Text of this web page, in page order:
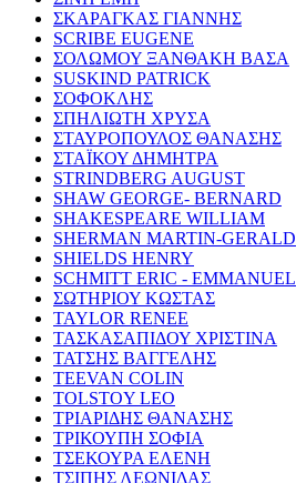
ΣΚΑΡΑΓΚΑΣ ΓΙΑΝΝΗΣ
SCRIBE EUGENE
ΣΟΛΩΜΟΥ ΞΑΝΘΑΚΗ ΒΑΣΑ
SUSKIND PATRICK
ΣΟΦΟΚΛΗΣ
ΣΠΗΛΙΩΤΗ ΧΡΥΣΑ
ΣΤΑΥΡΟΠΟΥΛΟΣ ΘΑΝΑΣΗΣ
ΣΤΑΪΚΟΥ ΔΗΜΗΤΡΑ
STRINDBERG AUGUST
SHAW GEORGE- BERNARD
SHAKESPEARE WILLIAM
SHERMAN MARTIN-GERALD
SHIELDS HENRY
SCHMITT ERIC - EMMANUEL
ΣΩΤΗΡΙΟΥ ΚΩΣΤΑΣ
TAYLOR RENEE
ΤΑΣΚΑΣΑΠΙΔΟΥ ΧΡΙΣΤΙΝΑ
ΤΑΤΣΗΣ ΒΑΓΓΕΛΗΣ
TEEVAN COLIN
TOLSTOY LEO
ΤΡΙΑΡΙΔΗΣ ΘΑΝΑΣΗΣ
ΤΡΙΚΟΥΠΗ ΣΟΦΙΑ
ΤΣΕΚΟΥΡΑ ΕΛΕΝΗ
ΤΣΙΠΗΣ ΛΕΩΝΙΔΑΣ